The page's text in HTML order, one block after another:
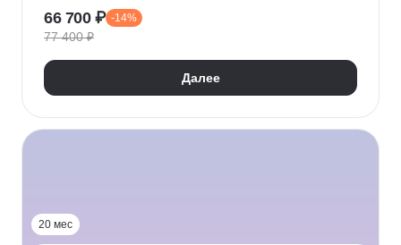
66 700 ₽ -14%
77 400 ₽
Далее
20 мес